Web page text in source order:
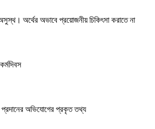
অর্থের অভাবে প্রয়োজনীয় চিকিৎসা করাতে না
প্রদানের অভিযোগের প্রকৃত তথ্য